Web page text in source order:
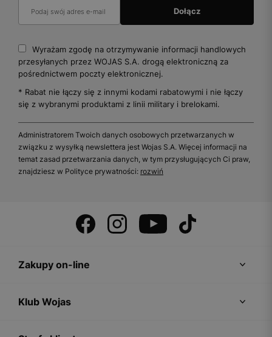
Wyrażam zgodę na otrzymywanie informacji handlowych
przesyłanych przez WOJAS S.A. drogą elektroniczną za
pośrednictwem poczty elektronicznej.
* Rabat nie łączy się z innymi kodami rabatowymi i nie łączy
się z wybranymi produktami z linii military i brelokami.
Administratorem Twoich danych osobowych przetwarzanych w
związku z wysyłką newslettera jest Wojas S.A. Więcej informacji na
temat zasad przetwarzania danych, w tym przysługujących Ci praw,
znajdziesz w Polityce prywatności: rozwiń
Zakupy on-line
Klub Wojas